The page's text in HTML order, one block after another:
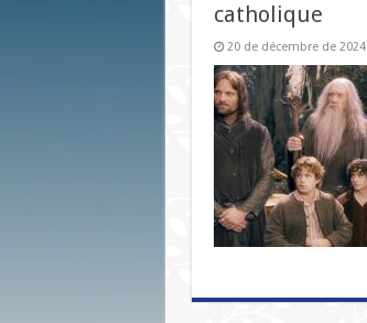
catholique
20 de décembre de 2024